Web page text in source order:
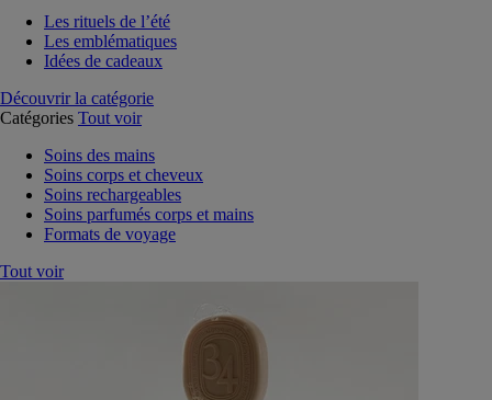
Les rituels de l’été
Les emblématiques
Idées de cadeaux
Découvrir la catégorie
Catégories Tout voir
Soins des mains
Soins corps et cheveux
Soins rechargeables
Soins parfumés corps et mains
Formats de voyage
Tout voir